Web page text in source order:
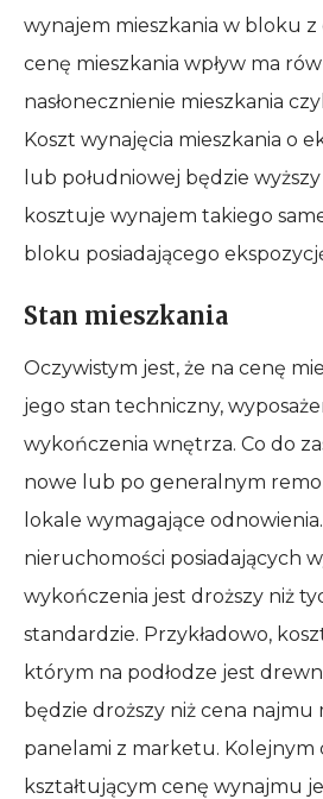
wynajem mieszkania w bloku z
cenę mieszkania wpływ ma
nasłonecznienie mieszkania
Koszt wynajęcia mieszkania o
lub południowej będzie
kosztuje wynajem takiego
bloku posiadającego
Stan mieszkania
Oczywistym jest, że na cenę
jego stan techniczny,
wykończenia wnętrza. Co do
nowe lub po generalnym
lokale wymagające
nieruchomości posiadających
wykończenia jest droższy niż
standardzie. Przykładowo,
którym na podłodze jest
będzie droższy niż cena najmu
panelami z marketu. Kolejnym
kształtującym cenę wynajmu